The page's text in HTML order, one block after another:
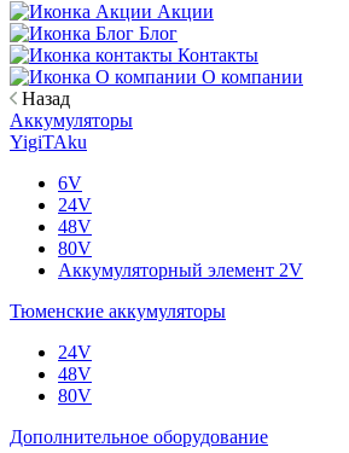
Акции
Блог
Контакты
О компании
Назад
Аккумуляторы
YigiTAku
6V
24V
48V
80V
Аккумуляторный элемент 2V
Тюменские аккумуляторы
24V
48V
80V
Дополнительное оборудование